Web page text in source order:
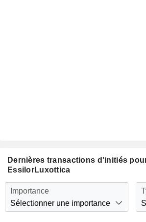
Dernières transactions d'initiés
EssilorLuxottica
Importance
Sélectionner une importance